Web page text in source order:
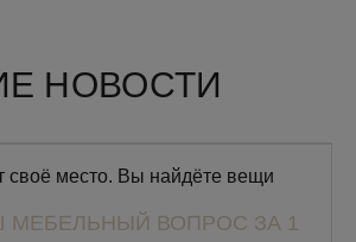
НОВОСТИ
МЕБЕЛЬНЫЙ ВОПРОС ЗА 1